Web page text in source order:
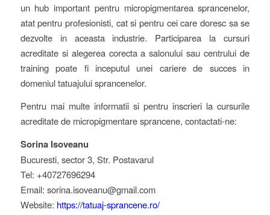
un hub important pentru micropigmentarea sprancenelor,
atat pentru profesionisti, cat si pentru cei care doresc sa se
dezvolte in aceasta industrie. Participarea la cursuri
acreditate si alegerea corecta a salonului sau centrului de
training poate fi inceputul unei cariere de succes in
domeniul tatuajului sprancenelor.
Pentru mai multe informatii si pentru inscrieri la cursurile
acreditate de micropigmentare sprancene, contactati-ne:
Sorina Isoveanu
Bucuresti, sector 3, Str. Postavarul
Tel: +40727696294
Email: sorina.isoveanu@gmail.com
Website: https://tatuaj-sprancene.ro/